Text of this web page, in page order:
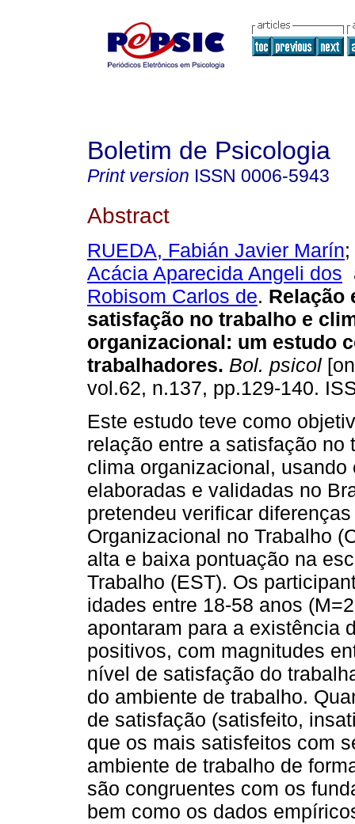
Boletim de Psicologia
Print version ISSN 0006-5943
Abstract
RUEDA, Fabián Javier Marín;
Acácia Aparecida Angeli dos
Robisom Carlos de. Relação
satisfação no trabalho e
organizacional: um estudo
trabalhadores. Bol. psicol
vol.62, n.137, pp.129-140.
Este estudo teve como
relação entre a satisfação no
clima organizacional, usando
elaboradas e validadas no
pretendeu verificar
Organizacional no Trabalho
alta e baixa pontuação na
Trabalho (EST). Os
idades entre 18-58 anos
apontaram para a existência
positivos, com magnitudes
nível de satisfação do
do ambiente de trabalho.
de satisfação (satisfeito,
que os mais satisfeitos com
ambiente de trabalho de
são congruentes com os
bem como os dados